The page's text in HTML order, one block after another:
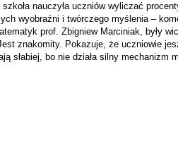
nauczyła uczniów wyliczać
wyobraźni i twórczego myślenia –
prof. Zbigniew Marciniak, były
znakomity. Pokazuje, że uczniowie
słabiej, bo nie działa silny mechanizm